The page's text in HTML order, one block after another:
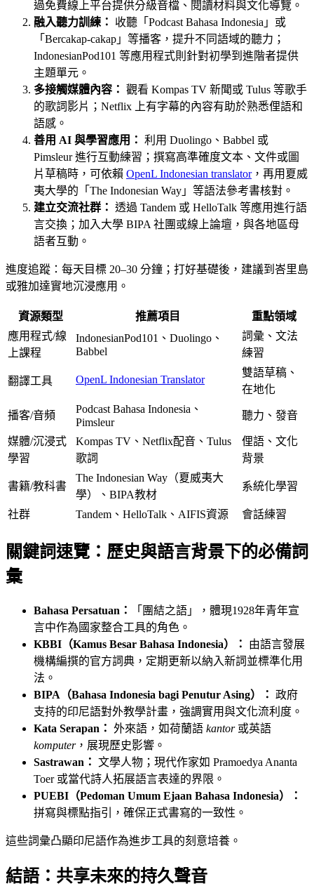
過免費線上平台提供分級音檔、閱讀材料與文化導覽。
融入聽力訓練：
收聽「Podcast Bahasa Indonesia」或
「Bercakap-cakap」等播客，提升不同語域的聽力；
IndonesianPod101 等應用程式則針對初學到進階者提供
主題單元。
多接觸媒體內容： 觀看 Kompas TV 新聞或 Tulus 等歌手
的歌詞影片；Netflix 上有字幕的內容有助於熟悉俚語和
語感。
善用 AI 與學習應用： 利用 Duolingo、Babbel 或
Pimsleur 進行互動練習；撰寫高準確度文本、文件或圖
片草稿時，可依賴 OpenL Indonesian translator，再用夏威
夷大學的「The Indonesian Way」等語法參考書核對。
建立交流社群： 透過 Tandem 或 HelloTalk 等應用進行語
言交換；加入大學 BIPA 社團或線上論壇，與各地區母
語者互動。
進度追蹤：每天目標 20–30 分鐘；打好基礎後，建議到峇里島
或雅加達實地沉浸應用。
資源類型 推薦項目
重點領域
應用程式/線
上課程
IndonesianPod101、Duolingo、
Babbel
詞彙、文法
練習
翻譯工具 OpenL Indonesian Translator
雙語草稿、
在地化
播客/音頻
Podcast Bahasa Indonesia、
Pimsleur
聽力、發音
媒體/沉浸式
學習
Kompas TV、Netflix配音、Tulus
歌詞
俚語、文化
背景
書籍/教科書
The Indonesian Way（夏威夷大
學）、BIPA教材
系統化學習
社群 Tandem、HelloTalk、AIFIS資源 會話練習
關鍵詞速覽：歷史與語言背景下的必備詞
彙
Bahasa Persatuan：
「團結之語」，體現1928年青年宣
言中作為國家整合工具的角色。
KBBI（Kamus Besar Bahasa Indonesia）：
由語言發展
機構編撰的官方詞典，定期更新以納入新詞並標準化用
法。
BIPA（Bahasa Indonesia bagi Penutur Asing）： 政府
支持的印尼語對外教學計畫，強調實用與文化流利度。
Kata Serapan： 外來語，如荷蘭語 kantor或英語
komputer，展現歷史影響。
Sastrawan： 文學人物；現代作家如 Pramoedya Ananta
Toer 或當代詩人拓展語言表達的界限。
PUEBI（Pedoman Umum Ejaan Bahasa Indonesia）：
拼寫與標點指引，確保正式書寫的一致性。
這些詞彙凸顯印尼語作為進步工具的刻意培養。
結語：共享未來的持久聲音